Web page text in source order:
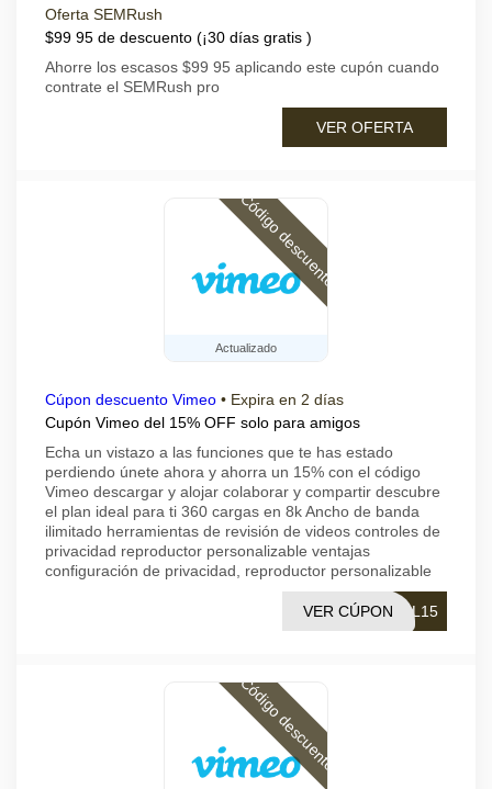
Oferta SEMRush
$99 95 de descuento (¡30 días gratis )
Ahorre los escasos $99 95 aplicando este cupón cuando
contrate el SEMRush pro
VER OFERTA
Actualizado
Código descuento
Cúpon descuento Vimeo • Expira en 2 días
Cupón Vimeo del 15% OFF solo para amigos
Echa un vistazo a las funciones que te has estado
perdiendo únete ahora y ahorra un 15% con el código
Vimeo descargar y alojar colaborar y compartir descubre
el plan ideal para ti 360 cargas en 8k Ancho de banda
ilimitado herramientas de revisión de videos controles de
privacidad reproductor personalizable ventajas
configuración de privacidad, reproductor personalizable
IL15
VER CÚPON
Código descuento